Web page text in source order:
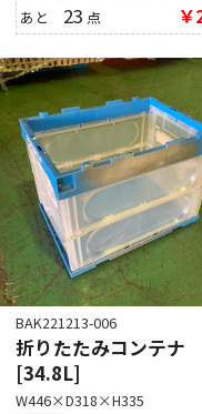
あと 23 点
BAK221213-006
折りたたみコンテナ
[34.8L]
W446×D318×H335